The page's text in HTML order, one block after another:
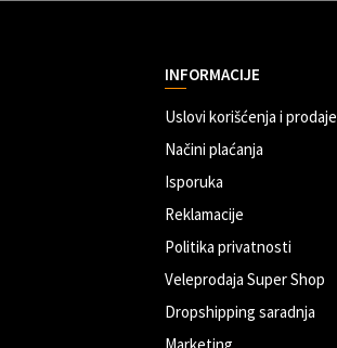
INFORMACIJE
Uslovi korišćenja i prodaje
Načini plaćanja
Isporuka
Reklamacije
Politika privatnosti
Veleprodaja Super Shop
Dropshipping saradnja